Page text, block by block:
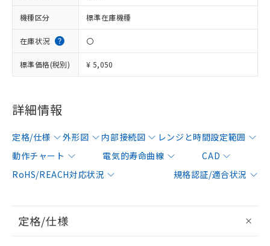
機種区分 標準在庫機種
在庫状況 〇
標準価格(税別) ¥ 5,050
詳細情報
定格/仕様 外形図 内部接続図
レンジと時間設定範囲
動作チャート
電気的寿命曲線
CAD
RoHS/REACH対応状況
規格認証/適合状況
定格/仕様